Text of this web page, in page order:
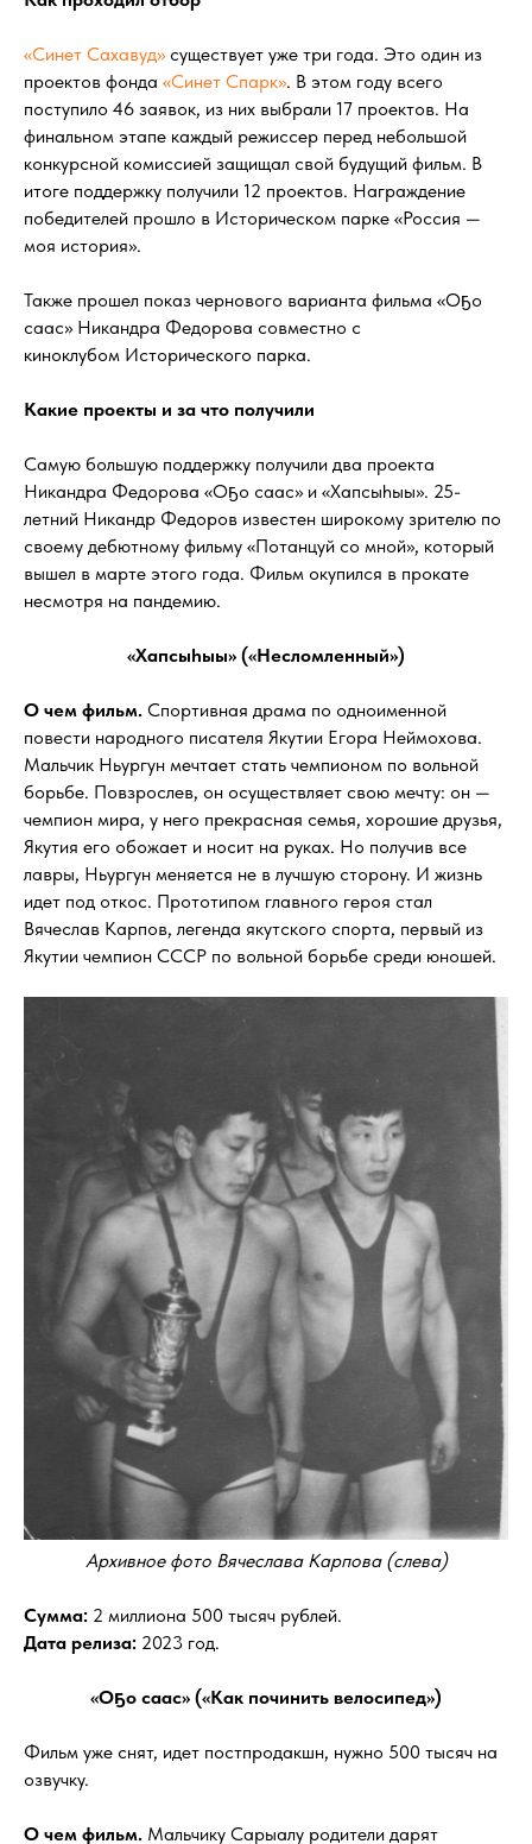
«Синет Сахавуд» существует уже три года. Это один из
проектов фонда «Синет Спарк». В этом году всего
поступило 46 заявок, из них выбрали 17 проектов. На
финальном этапе каждый режиссер перед небольшой
конкурсной комиссией защищал свой будущий фильм. В
итоге поддержку получили 12 проектов. Награждение
победителей прошло в Историческом парке «Россия —
моя история».
Также прошел показ чернового варианта фильма «Оҕо
саас» Никандра Федорова совместно с
киноклубом Исторического парка.
Какие проекты и за что получили
Самую большую поддержку получили два проекта
Никандра Федорова «Оҕо саас» и «Хапсыhыы». 25-
летний Никандр Федоров известен широкому зрителю по
своему дебютному фильму «Потанцуй со мной», который
вышел в марте этого года. Фильм окупился в прокате
несмотря на пандемию.
«Хапсыhыы» («Несломленный»)
О чем фильм. Спортивная драма по одноименной
повести народного писателя Якутии Егора Неймохова.
Мальчик Ньургун мечтает стать чемпионом по вольной
борьбе. Повзрослев, он осуществляет свою мечту: он —
чемпион мира, у него прекрасная семья, хорошие друзья,
Якутия его обожает и носит на руках. Но получив все
лавры, Ньургун меняется не в лучшую сторону. И жизнь
идет под откос. Прототипом главного героя стал
Вячеслав Карпов, легенда якутского спорта, первый из
Якутии чемпион СССР по вольной борьбе среди юношей.
Архивное фото Вячеслава Карпова (слева)
Сумма: 2 миллиона 500 тысяч рублей.
Дата релиза: 2023 год.
«Оҕо саас» («Как починить велосипед»)
Фильм уже снят, идет постпродакшн, нужно 500 тысяч на
озвучку.
О чем фильм. Мальчику Сарыалу родители дарят